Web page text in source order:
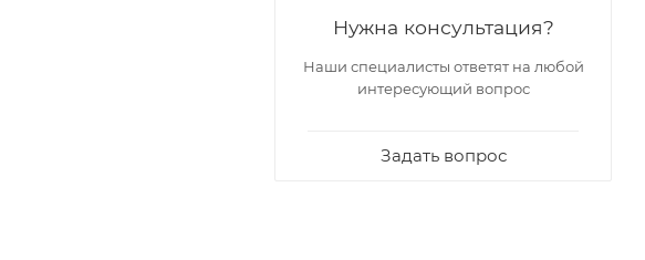
Нужна консультация?
Наши специалисты ответят на любой
интересующий вопрос
Задать вопрос